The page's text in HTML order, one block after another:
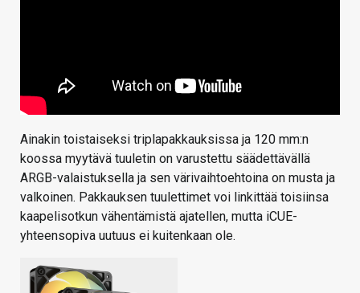
Ainakin toistaiseksi triplapakkauksissa ja 120 mm:n
koossa myytävä tuuletin on varustettu säädettävällä
ARGB-valaistuksella ja sen värivaihtoehtoina on musta ja
valkoinen. Pakkauksen tuulettimet voi linkittää toisiinsa
kaapelisotkun vähentämistä ajatellen, mutta iCUE-
yhteensopiva uutuus ei kuitenkaan ole.